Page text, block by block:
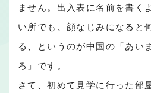
ません。出入表に名前を書く
い所でも、顔なじみになると
る、というのが中国の「あい
ろ」です。
さて、初めて見学に行った部